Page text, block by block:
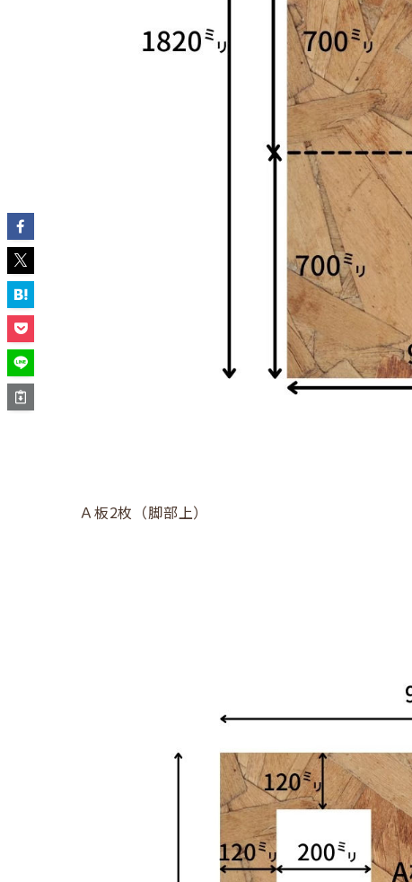
Ａ板2枚（脚部上）